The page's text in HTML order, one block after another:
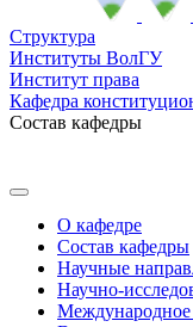
Структура
Институты ВолГУ
Институт права
Кафедра
Состав кафедры
О кафедре
Состав кафедры
Научные
Научно-
Международное